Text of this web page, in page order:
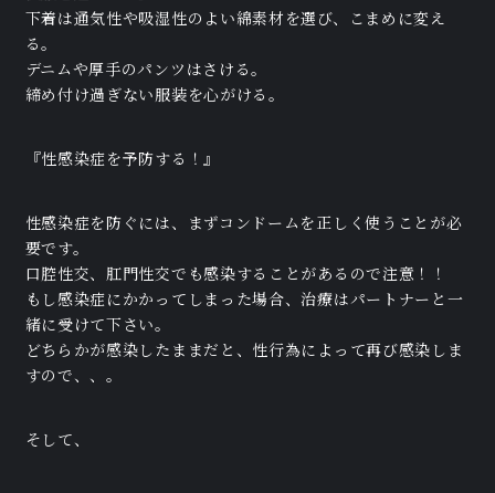
下着は通気性や吸湿性のよい綿素材を選び、こまめに変え
る。
デニムや厚手のパンツはさける。
締め付け過ぎない服装を心がける。
『性感染症を予防する！』
性感染症を防ぐには、まずコンドームを正しく使うことが必
要です。
口腔性交、肛門性交でも感染することがあるので注意！！
もし感染症にかかってしまった場合、治療はパートナーと一
緒に受けて下さい。
どちらかが感染したままだと、性行為によって再び感染しま
すので、、。
そして、